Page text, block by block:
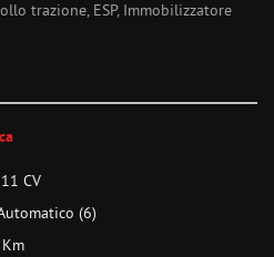
trazione, ESP, Immobilizzatore
CV
(6)